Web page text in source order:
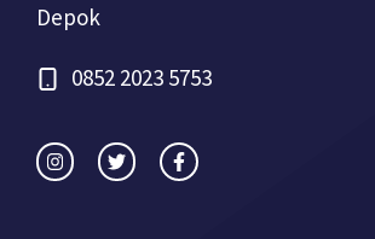
Depok
0852 2023 5753